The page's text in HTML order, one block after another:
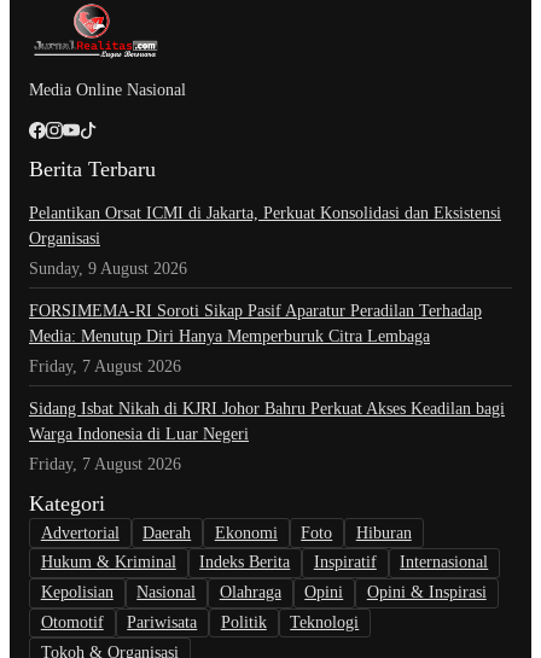
Media Online Nasional
Berita Terbaru
Pelantikan Orsat ICMI di Jakarta, Perkuat Konsolidasi dan Eksistensi
Organisasi
Sunday, 9 August 2026
​FORSIMEMA-RI Soroti Sikap Pasif Aparatur Peradilan Terhadap
Media: Menutup Diri Hanya Memperburuk Citra Lembaga
Friday, 7 August 2026
Sidang Isbat Nikah di KJRI Johor Bahru Perkuat Akses Keadilan bagi
Warga Indonesia di Luar Negeri
Friday, 7 August 2026
Kategori
Advertorial Daerah Ekonomi Foto
Hiburan
Hukum & Kriminal
Indeks Berita Inspiratif
Internasional
Kepolisian
Nasional Olahraga Opini
Opini & Inspirasi
Otomotif
Pariwisata Politik
Teknologi
Tokoh & Organisasi